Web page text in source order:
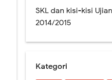
SKL dan kisi-kisi
2014/2015
Kategori